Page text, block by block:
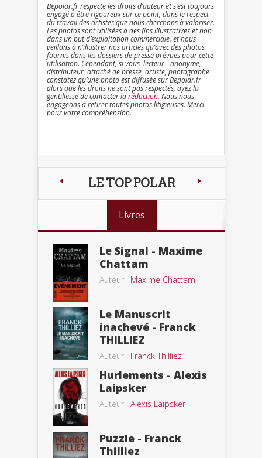
Bepolar.fr respecte les droits d’auteur et s’est toujours
engagé à être rigoureux sur ce point, dans le respect
du travail des artistes que nous cherchons à valoriser.
Les photos sont utilisées à des fins illustratives et non
dans un but d’exploitation commerciale. et nous
veillons à n’illustrer nos articles qu’avec des photos
fournis dans les dossiers de presse prévues pour cette
utilisation. Cependant, si vous, lecteur - anonyme,
distributeur, attaché de presse, artiste, photographe
constatez qu’une photo est diffusée sur Bepolar.fr
alors que les droits ne sont pas respectés, ayez la
gentillesse de contacter larédaction. Nous nous
engageons à retirer toutes photos litigieuses. Merci
pour votre compréhension.
LE TOP POLAR
Livres
Le Signal - Maxime
Chattam
Auteur : Maxime Chattam
Le Manuscrit
inachevé - Franck
THILLIEZ
Auteur : Franck Thilliez
Hurlements - Alexis
Laipsker
Auteur : Alexis Laipsker
Puzzle - Franck
Thilliez